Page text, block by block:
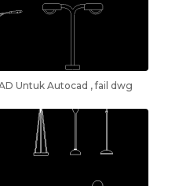
Untuk Autocad , fail dwg